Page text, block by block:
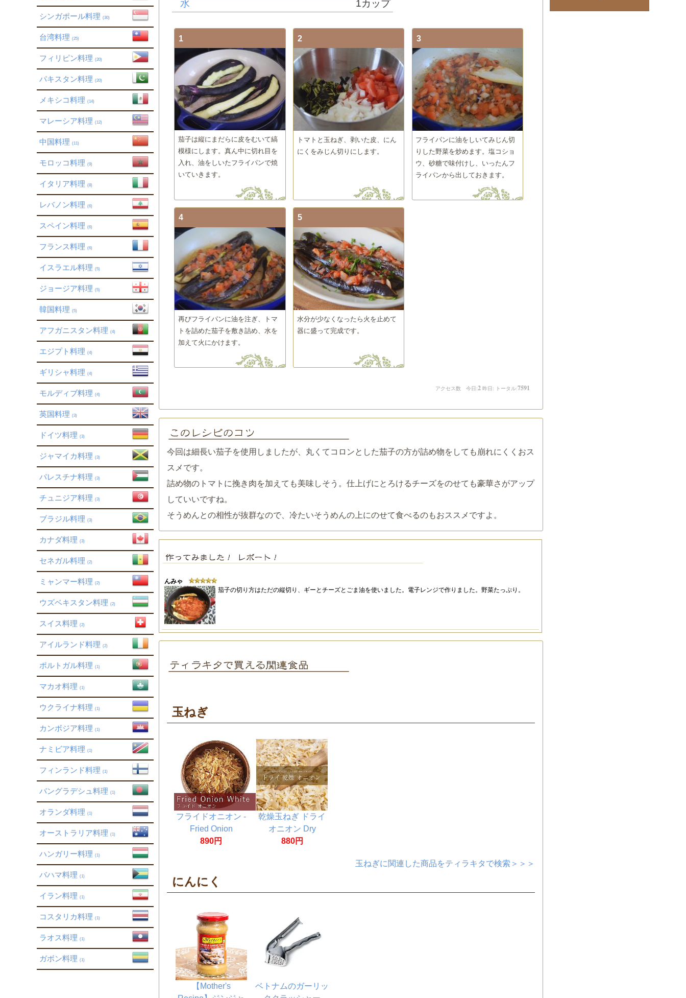
シンガポール料理 (30)
台湾料理 (25)
フィリピン料理 (20)
パキスタン料理 (20)
メキシコ料理 (14)
マレーシア料理 (12)
中国料理 (11)
モロッコ料理 (9)
イタリア料理 (8)
レバノン料理 (6)
スペイン料理 (6)
フランス料理 (6)
イスラエル料理 (5)
ジョージア料理 (5)
韓国料理 (5)
アフガニスタン料理 (4)
エジプト料理 (4)
ギリシャ料理 (4)
モルディブ料理 (4)
英国料理 (3)
ドイツ料理 (3)
ジャマイカ料理 (3)
パレスチナ料理 (3)
チュニジア料理 (3)
ブラジル料理 (3)
カナダ料理 (3)
セネガル料理 (2)
ミャンマー料理 (2)
ウズベキスタン料理 (2)
スイス料理 (2)
アイルランド料理 (2)
ポルトガル料理 (1)
マカオ料理 (1)
ウクライナ料理 (1)
カンボジア料理 (1)
ナミビア料理 (1)
フィンランド料理 (1)
バングラデシュ料理 (1)
オランダ料理 (1)
オーストラリア料理 (1)
ハンガリー料理 (1)
バハマ料理 (1)
イラン料理 (1)
コスタリカ料理 (1)
ラオス料理 (1)
ガボン料理 (1)
水
1カップ
1
茄子は縦にまだらに皮をむいて縞
模様にします。真ん中に切れ目を
入れ、油をしいたフライパンで焼
いていきます。
2
トマトと玉ねぎ、剥いた皮、にん
にくをみじん切りにします。
3
フライパンに油をしいてみじん切
りした野菜を炒めます。塩コショ
ウ、砂糖で味付けし、いったんフ
ライパンから出しておきます。
4
再びフライパンに油を注ぎ、トマ
トを詰めた茄子を敷き詰め、水を
加えて火にかけます。
5
水分が少なくなったら火を止めて
器に盛って完成です。
アクセス数 今日:2昨日: トータル:7591
今回は細長い茄子を使用しましたが、丸くてコロンとした茄子の方が詰め物をしても崩れにくくおス
スメです。
詰め物のトマトに挽き肉を加えても美味しそう。仕上げにとろけるチーズをのせても豪華さがアップ
していいですね。
そうめんとの相性が抜群なので、冷たいそうめんの上にのせて食べるのもおススメですよ。
んみゃ
茄子の切り方はただの縦切り、ギーとチーズとごま油を使いました。電子レンジで作りました。野菜たっぷり。
玉ねぎ
フライドオニオン -
Fried Onion
White【500g 袋入
890円
乾燥玉ねぎ ドライ
オニオン Dry
Onion【500gパッ
880円
玉ねぎに関連した商品をティラキタで検索＞＞＞
にんにく
【Mother's
ベトナムのガーリッ